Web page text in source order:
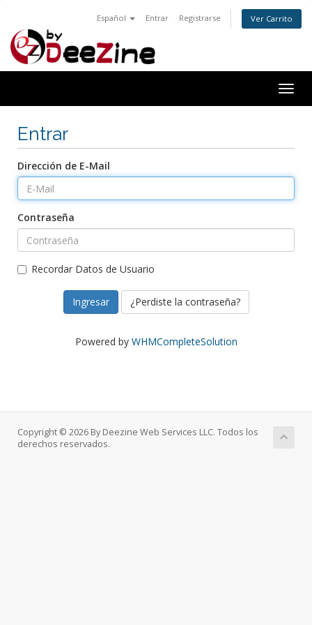
Español Entrar Registrarse Ver Carrito
Entrar
Dirección de E-Mail
Contraseña
Recordar Datos de Usuario
¿Perdiste la contraseña?
Powered by WHMCompleteSolution
Copyright © 2026 By Deezine Web Services LLC. Todos los
derechos reservados.